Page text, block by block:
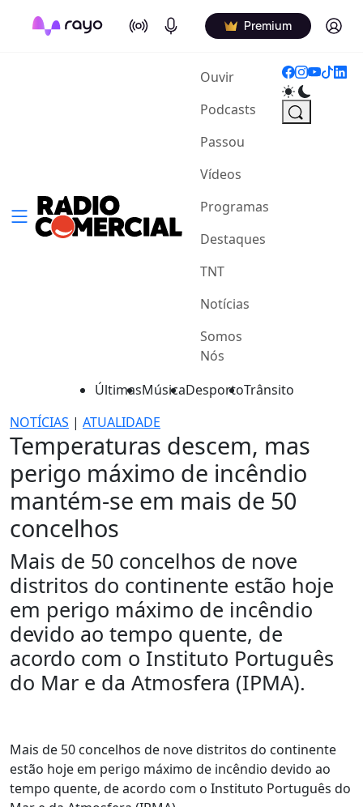
On Air Podcasts Premium Log in
Ouvir(current)
Podcasts
Passou
Vídeos
Programas
Destaques
TNT
Notícias
Somos
Nós
ÚltimasMúsicaDesportoTrânsito
NOTÍCIAS | ATUALIDADE
Temperaturas descem, mas
perigo máximo de incêndio
mantém-se em mais de 50
concelhos
Mais de 50 concelhos de nove
distritos do continente estão hoje
em perigo máximo de incêndio
devido ao tempo quente, de
acordo com o Instituto Português
do Mar e da Atmosfera (IPMA).
Mais de 50 concelhos de nove distritos do continente
estão hoje em perigo máximo de incêndio devido ao
tempo quente, de acordo com o Instituto Português do